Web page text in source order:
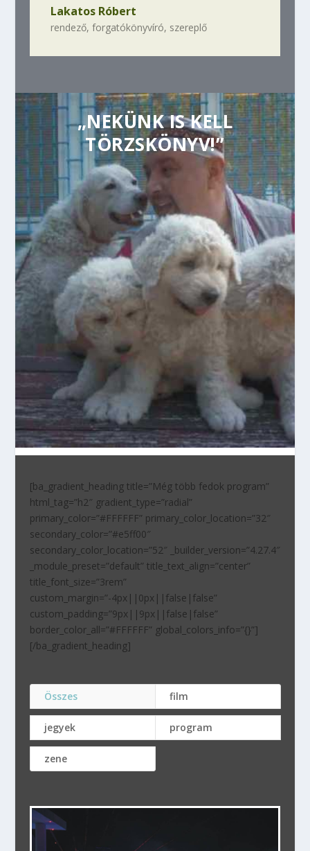
Lakatos Róbert
rendező, forgatókönyvíró, szereplő
„NEKÜNK IS KELL
TÖRZSKÖNYV!”
[ba_gradient_heading title=”Még több fedok program”
html_tag=”h2″ gradient_type=”radial”
primary_color=”#FFFFFF” primary_color_location=”32″
secondary_color=”#e5ff00″
secondary_color_location=”52″ _builder_version=”4.27.4″
_module_preset=”default” title_text_align=”center”
title_font_size=”3rem”
custom_margin=”-4px||0px||false|false”
custom_padding=”9px||9px||false|false”
border_color_all=”#FFFFFF” global_colors_info=”{}”]
[/ba_gradient_heading]
Összes film
jegyek program
zene